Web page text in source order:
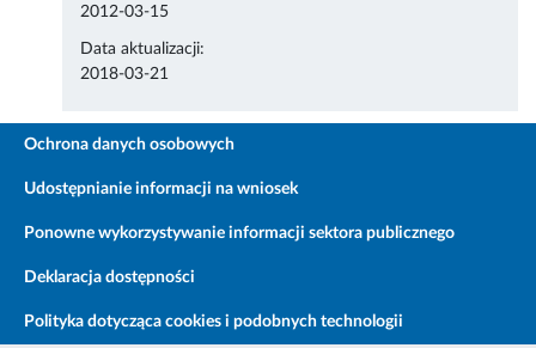
2012-03-15
Data aktualizacji:
2018-03-21
Ochrona danych osobowych
Udostępnianie informacji na wniosek
Ponowne wykorzystywanie informacji sektora publicznego
Deklaracja dostępności
Polityka dotycząca cookies i podobnych technologii